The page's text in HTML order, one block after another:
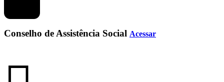
Conselho de Assistência Social Acessar